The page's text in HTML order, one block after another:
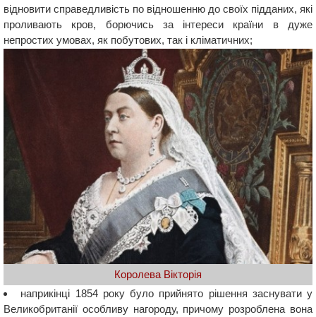
відновити справедливість по відношенню до своїх підданих, які
проливають кров, борючись за інтереси країни в дуже
непростих умовах, як побутових, так і кліматичних;
Королева Вікторія
наприкінці 1854 року було прийнято рішення заснувати у
Великобританії особливу нагороду, причому розроблена вона